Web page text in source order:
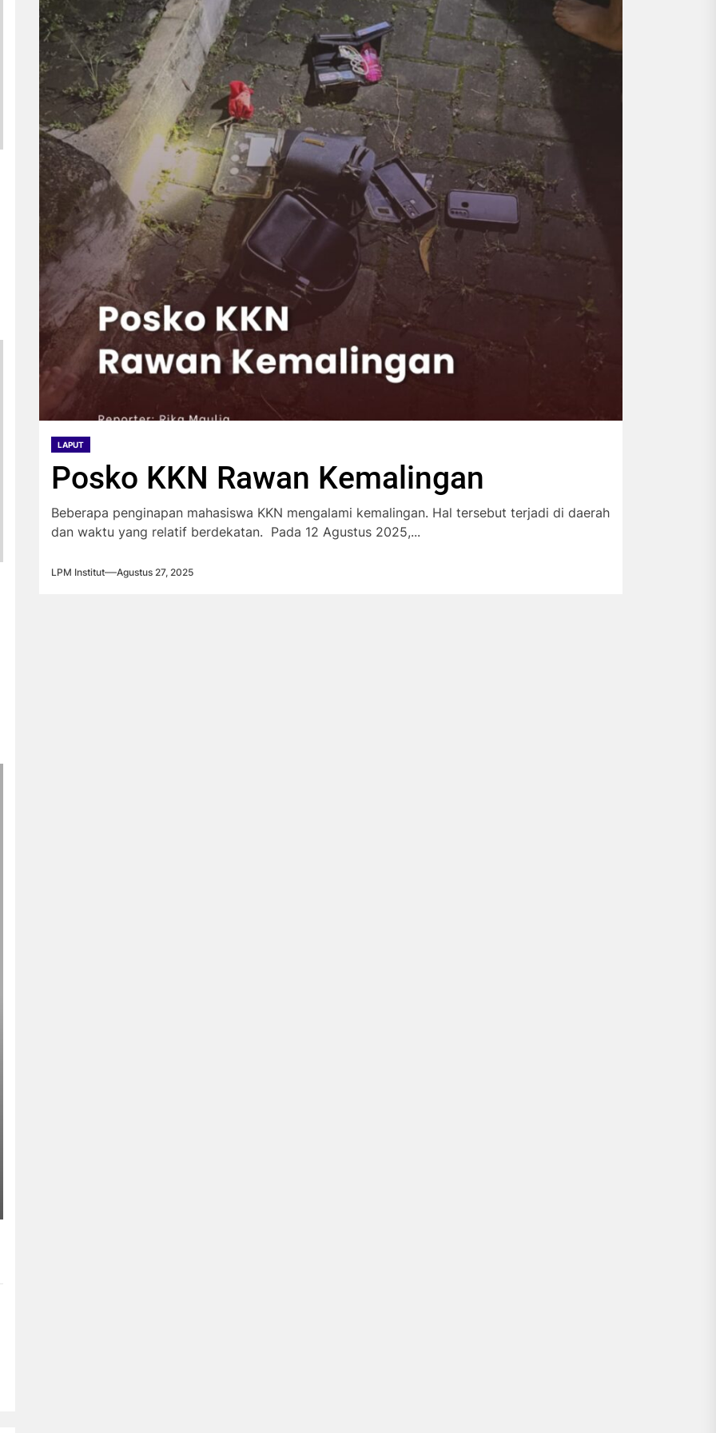
LAPUT
Posko KKN Rawan Kemalingan
Beberapa penginapan mahasiswa KKN mengalami kemalingan. Hal tersebut terjadi di daerah
dan waktu yang relatif berdekatan. Pada 12 Agustus 2025,...
LPM Institut Agustus 27, 2025